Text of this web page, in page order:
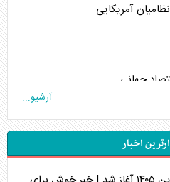
آمریکایی
جهانی
روایت دوگانه غرب
واشنگتن
آرشیو...
اخبار